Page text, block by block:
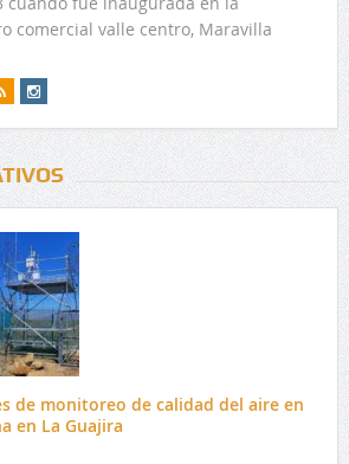
comercial valle centro, Maravilla
de monitoreo de calidad del aire en
en La Guajira